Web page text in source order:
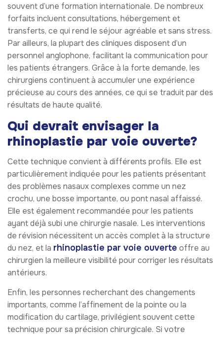
souvent d’une formation internationale. De nombreux
forfaits incluent consultations, hébergement et
transferts, ce qui rend le séjour agréable et sans stress.
Par ailleurs, la plupart des cliniques disposent d’un
personnel anglophone, facilitant la communication pour
les patients étrangers. Grâce à la forte demande, les
chirurgiens continuent à accumuler une expérience
précieuse au cours des années, ce qui se traduit par des
résultats de haute qualité.
Qui devrait envisager la
rhinoplastie par voie ouverte?
Cette technique convient à différents profils. Elle est
particulièrement indiquée pour les patients présentant
des problèmes nasaux complexes comme un nez
crochu, une bosse importante, ou pont nasal affaissé.
Elle est également recommandée pour les patients
ayant déjà subi une chirurgie nasale. Les interventions
de révision nécessitent un accès complet à la structure
du nez, et la rhinoplastie par voie ouverte offre au
chirurgien la meilleure visibilité pour corriger les résultats
antérieurs.
Enfin, les personnes recherchant des changements
importants, comme l’affinement de la pointe ou la
modification du cartilage, privilégient souvent cette
technique pour sa précision chirurgicale. Si votre